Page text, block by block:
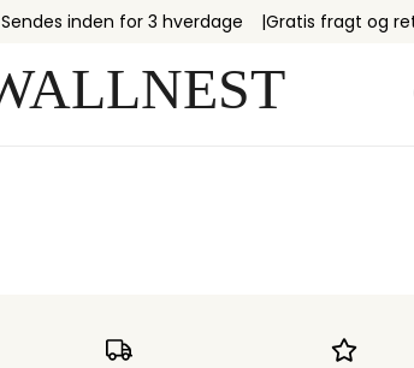
Sendes inden for 3 hverdage Gratis fragt og